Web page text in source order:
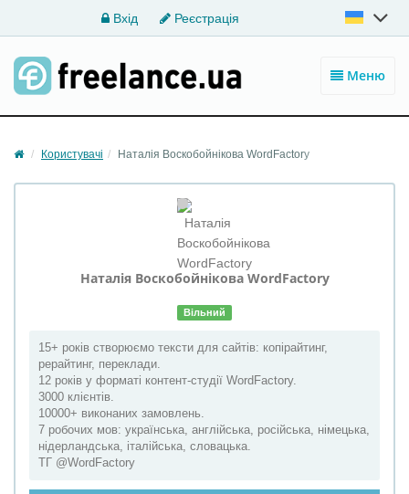
Вхід Реєстрація
Меню
Користувачі Наталія Воскобойнікова WordFactory
Наталія Воскобойнікова WordFactory
Вільний
15+ років створюємо тексти для сайтів: копірайтинг,
рерайтинг, переклади.
12 років у форматі контент-студії WordFactory.
3000 клієнтів.
10000+ виконаних замовлень.
7 робочих мов: українська, англійська, російська, німецька,
нідерландська, італійська, словацька.
ТГ @WordFactory